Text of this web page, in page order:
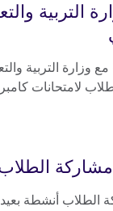
التربية
وزارة التربية
لامتحانات
مشاركة
الطلاب أنشطة